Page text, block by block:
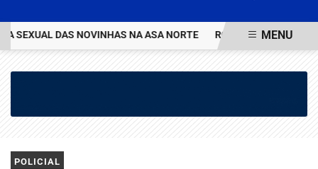
DAS NOVINHAS NA ASA NORTE ROTAM PRENDE HOMEM
MENU
POLICIAL